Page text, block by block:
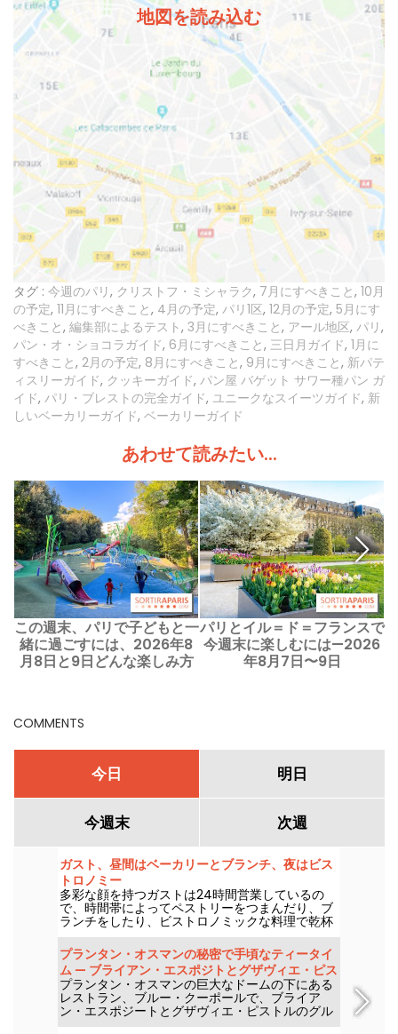
地図を読み込む
タグ : 今週のパリ, クリストフ・ミシャラク, 7月にすべきこと, 10月
の予定, 11月にすべきこと, 4月の予定, パリ1区, 12月の予定, 5月にす
べきこと, 編集部によるテスト, 3月にすべきこと, アール地区, パリ,
パン・オ・ショコラガイド, 6月にすべきこと, 三日月ガイド, 1月に
すべきこと, 2月の予定, 8月にすべきこと, 9月にすべきこと, 新パテ
ィスリーガイド, クッキーガイド, パン屋 バゲット サワー種パン ガ
イド, パリ・ブレストの完全ガイド, ユニークなスイーツガイド, 新
しいベーカリーガイド, ベーカリーガイド
あわせて読みたい...
この週末、パリで子どもと一
緒に過ごすには、2026年8
月8日と9日どんな楽しみ方
パリとイル＝ド＝フランスで
今週末に楽しむには—2026
年8月7日〜9日
COMMENTS
今日 明日
今週末 次週
ガスト、昼間はベーカリーとブランチ、夜はビス
トロノミー
多彩な顔を持つガストは24時間営業しているの
で、時間帯によってペストリーをつまんだり、ブ
ランチをしたり、ビストロノミックな料理で乾杯
したりできる。
プランタン・オスマンの秘密で手頃なティータイ
ム — ブライアン・エスポジトとグザヴィエ・ピス
トルが案内
プランタン・オスマンの巨大なドームの下にある
レストラン、ブルー・クーポールで、ブライア
ン・エスポジートとグザヴィエ・ピストルのグル
メなティータイムを楽しみませんか？グルメであ